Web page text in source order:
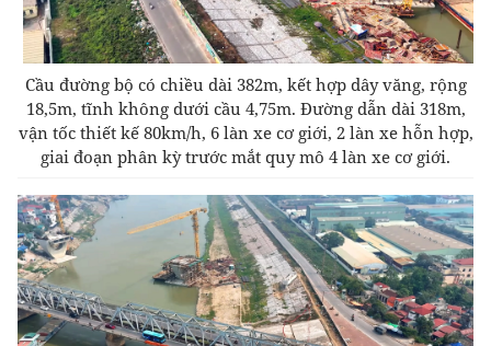
Cầu đường bộ có chiều dài 382m, kết hợp dây văng, rộng
18,5m, tĩnh không dưới cầu 4,75m. Đường dẫn dài 318m,
vận tốc thiết kế 80km/h, 6 làn xe cơ giới, 2 làn xe hỗn hợp,
giai đoạn phân kỳ trước mắt quy mô 4 làn xe cơ giới.